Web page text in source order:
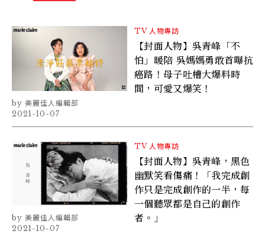
TV 人物專訪
【封面人物】吳青峰「不
怕」暖陪 吳媽媽勇敢首曝抗
癌路！母子吐槽大爆料時
間，可愛又爆笑！
美麗佳人編輯部
2021-10-07
TV 人物專訪
【封面人物】吳青峰，黑色
幽默笑看傷痛！「我完成創
作只是完成創作的一半，每
一個聽眾都是自己的創作
者。」
美麗佳人編輯部
2021-10-07